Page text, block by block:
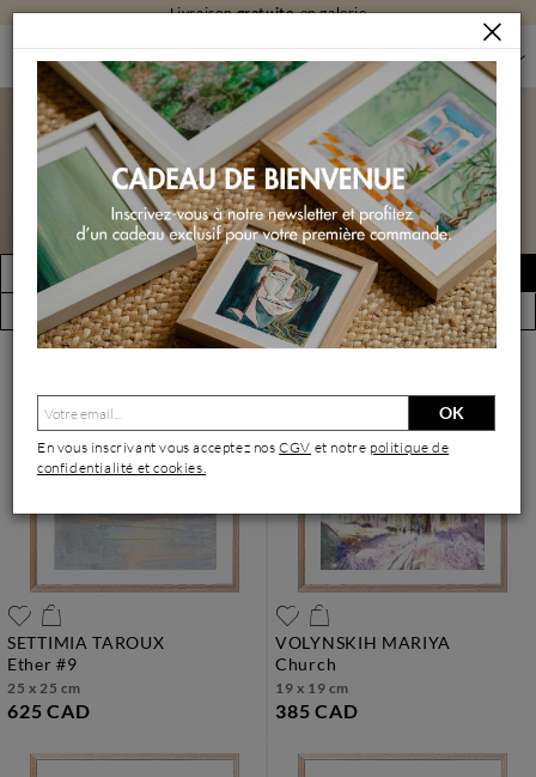
Livraisongratuiteen galerie
PEINTURES PEINTURES PAR FORMAT PEINTURES PETIT FORMAT
Peintures petit format
FILTRER
(20648 œuvres)
Créer une alerte
Vue par artiste
SETTIMIA TAROUX
ether #9
25 x 25 cm
625 CAD
VOLYNSKIH MARIYA
church
19 x 19 cm
385 CAD
OK
En vous inscrivant vous acceptez nosCGV et notre politique de
confidentialité et cookies.